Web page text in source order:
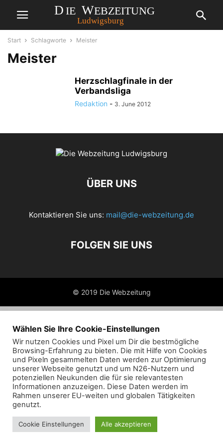
Start Schlagworte Meister
Meister
Herzschlagfinale in der
Verbandsliga
Redaktion - 3. June 2012
ÜBER UNS
Kontaktieren Sie uns: mail@die-webzeitung.de
FOLGEN SIE UNS
© 2019 Die Webzeitung
Wählen Sie Ihre Cookie-Einstellungen
Wir nutzen Cookies und Pixel um Dir die bestmögliche
Browsing-Erfahrung zu bieten. Die mit Hilfe von Cookies
und Pixeln gesammelten Daten werden zur Optimierung
unserer Webseite genutzt und um N26-Nutzern und
potenziellen Neukunden die für sie relevantesten
Informationen anzuzeigen. Diese Daten werden im
Rahmen unserer EU-weiten und globalen Tätigkeiten
genutzt.
Cookie Einstellungen Alle akzeptieren